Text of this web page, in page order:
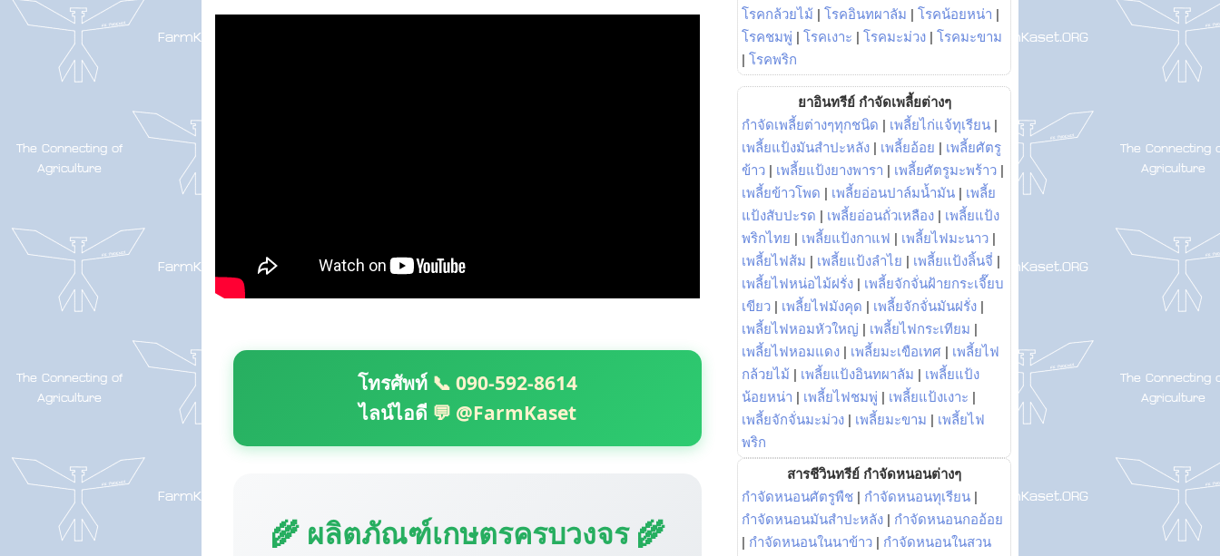
โทรศัพท์ 📞 090-592-8614
ไลน์ไอดี 💬 @FarmKaset
🌾 ผลิตภัณฑ์เกษตรครบวงจร 🌾
โรคกล้วยไม้ | โรคอินทผาลัม | โรคน้อยหน่า |
โรคชมพู่ | โรคเงาะ | โรคมะม่วง | โรคมะขาม
| โรคพริก
ยาอินทรีย์ กำจัดเพลี้ยต่างๆ
กำจัดเพลี้ยต่างๆทุกชนิด | เพลี้ยไก่แจ้ทุเรียน |
เพลี้ยแป้งมันสำปะหลัง | เพลี้ยอ้อย | เพลี้ยศัตรู
ข้าว | เพลี้ยแป้งยางพารา | เพลี้ยศัตรูมะพร้าว |
เพลี้ยข้าวโพด | เพลี้ยอ่อนปาล์มน้ำมัน | เพลี้ย
แป้งสับปะรด | เพลี้ยอ่อนถั่วเหลือง | เพลี้ยแป้ง
พริกไทย | เพลี้ยแป้งกาแฟ | เพลี้ยไฟมะนาว |
เพลี้ยไฟส้ม | เพลี้ยแป้งลำไย | เพลี้ยแป้งลิ้นจี่ |
เพลี้ยไฟหน่อไม้ฝรั่ง | เพลี้ยจักจั่นฝ้ายกระเจี๊ยบ
เขียว | เพลี้ยไฟมังคุด | เพลี้ยจักจั่นมันฝรั่ง |
เพลี้ยไฟหอมหัวใหญ่ | เพลี้ยไฟกระเทียม |
เพลี้ยไฟหอมแดง | เพลี้ยมะเขือเทศ | เพลี้ยไฟ
กล้วยไม้ | เพลี้ยแป้งอินทผาลัม | เพลี้ยแป้ง
น้อยหน่า | เพลี้ยไฟชมพู่ | เพลี้ยแป้งเงาะ |
เพลี้ยจักจั่นมะม่วง | เพลี้ยมะขาม | เพลี้ยไฟ
พริก
สารชีวินทรีย์ กำจัดหนอนต่างๆ
กำจัดหนอนศัตรูพืช | กำจัดหนอนทุเรียน |
กำจัดหนอนมันสำปะหลัง | กำจัดหนอนกออ้อย
| กำจัดหนอนในนาข้าว | กำจัดหนอนในสวน